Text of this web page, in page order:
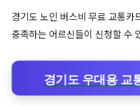
경기도 노인 버스비 무료 교통카
충족하는 어르신들이 신청할 수
경기도 우대용 교